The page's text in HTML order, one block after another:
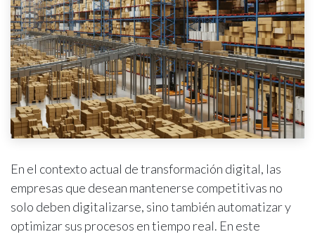
En el contexto actual de transformación digital, las
empresas que desean mantenerse competitivas no
solo deben digitalizarse, sino también automatizar y
optimizar sus procesos en tiempo real. En este